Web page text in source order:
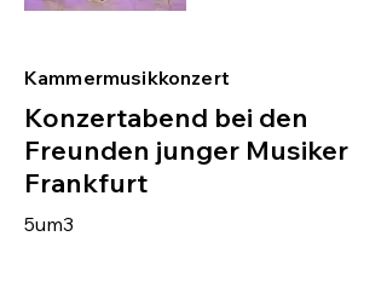
Kammermusikkonzert
Konzertabend bei den
Freunden junger Musiker
Frankfurt
5um3